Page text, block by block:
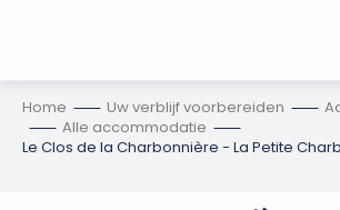
Home Uw verblijf voorbereiden
Alle accommodatie
Le Clos de la Charbonnière - La Petite